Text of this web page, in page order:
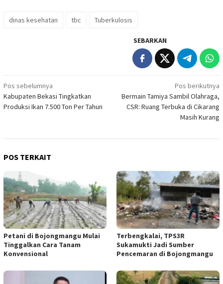
dinas kesehatan tbc Tuberkulosis
SEBARKAN
Navigasi
pos
Pos sebelumnya
Kabupaten Bekasi Tingkatkan
Produksi Ikan 7.500 Ton Per Tahun
Pos berikutnya
Bermain Tamiya Sambil Olahraga,
CSR: Ruang Terbuka di Cikarang
Masih Kurang
POS TERKAIT
Petani di Bojongmangu Mulai
Tinggalkan Cara Tanam
Konvensional
Terbengkalai, TPS3R
Sukamukti Jadi Sumber
Pencemaran di Bojongmangu